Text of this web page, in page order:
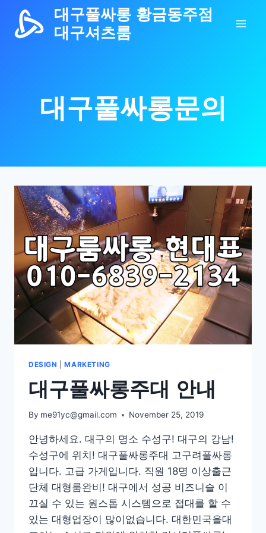
content
대구풀싸롱 황금동주점
대구셔츠룸
대구풀싸롱문의
DESIGN |MARKETING
대구풀싸롱주대 안내
By me91yc@gmail.com November 25, 2019
안녕하세요. 대구의 명소 수성구! 대구의 강남!
수성구에 위치! 대구풀싸롱주대 고구려풀싸롱
입니다. 고급 가게입니다. 직원 18명 이상출근
단체 대형룸완비! 대구에서 성공 비즈니슬 이
끄실 수 있는 원스톱 시스템으로 접대를 할 수
있는 대형업장이 많이없습니다. 대한민국을대